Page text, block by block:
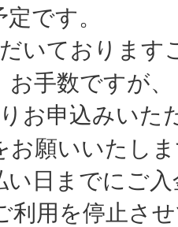
です。
いております
手数ですが、
お申込みいた
お願いいたし
い日までにご
利用を停止さ